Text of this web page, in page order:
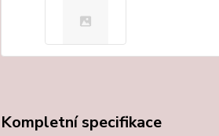
Kompletní specifikace